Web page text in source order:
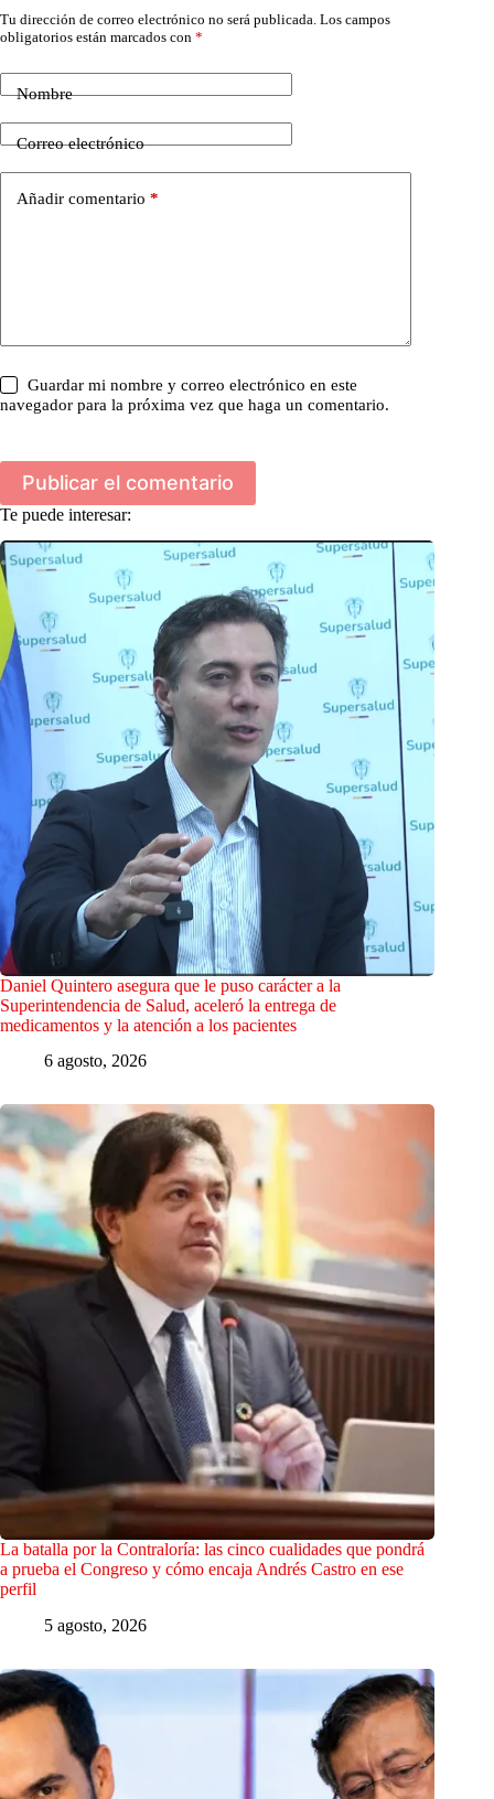
Tu dirección de correo electrónico no será publicada. Los campos
obligatorios están marcados con *
Nombre
Correo electrónico
Añadir comentario *
Guardar mi nombre y correo electrónico en este
navegador para la próxima vez que haga un comentario.
Publicar el comentario
Te puede interesar:
Daniel Quintero asegura que le puso carácter a la
Superintendencia de Salud, aceleró la entrega de
medicamentos y la atención a los pacientes
6 agosto, 2026
La batalla por la Contraloría: las cinco cualidades que pondrá
a prueba el Congreso y cómo encaja Andrés Castro en ese
perfil
5 agosto, 2026